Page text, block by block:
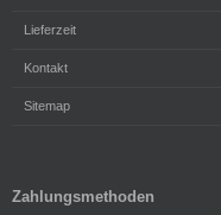
Lieferzeit
Kontakt
Sitemap
Zahlungsmethoden